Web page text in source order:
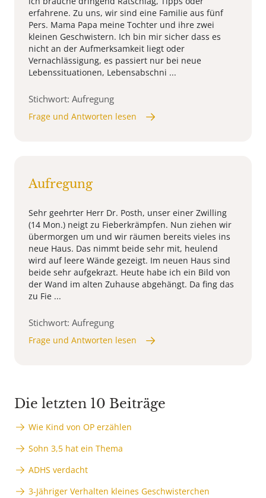
erfahrene. Zu uns, wir sind eine Familie aus fünf
Pers. Mama Papa meine Tochter und ihre zwei
kleinen Geschwistern. Ich bin mir sicher dass es
nicht an der Aufmerksamkeit liegt oder
Vernachlässigung, es passiert nur bei neue
Lebenssituationen, Lebensabschni ...
Stichwort: Aufregung
Frage und Antworten lesen
Aufregung
Sehr geehrter Herr Dr. Posth, unser einer Zwilling
(14 Mon.) neigt zu Fieberkrämpfen. Nun ziehen wir
übermorgen um und wir räumen bereits vieles ins
neue Haus. Das nimmt beide sehr mit, heulend
wird auf leere Wände gezeigt. Im neuen Haus sind
beide sehr aufgekrazt. Heute habe ich ein Bild von
der Wand im alten Zuhause abgehängt. Da fing das
zu Fie ...
Stichwort: Aufregung
Frage und Antworten lesen
Die letzten 10 Beiträge
Wie Kind von OP erzählen
Sohn 3,5 hat ein Thema
ADHS verdacht
3-Jähriger Verhalten kleines Geschwisterchen